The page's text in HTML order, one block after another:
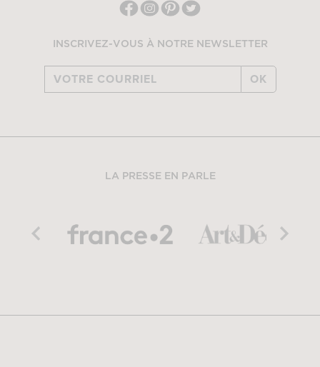
INSCRIVEZ-VOUS À NOTRE NEWSLETTER
OK
LA PRESSE EN PARLE